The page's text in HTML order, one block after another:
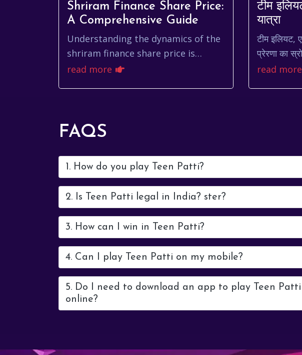
Shriram Finance Share Price:
A Comprehensive Guide
Understanding the dynamics of the
shriram finance share price is
crucial for anyone looking to invest
read more
टीम
यात्रा
टीम इलियट,
प्रेरणा का
साहस और
read more
FAQS
1. How do you play Teen Patti?
2. Is Teen Patti legal in India? ster?
3. How can I win in Teen Patti?
4. Can I play Teen Patti on my mobile?
5. Do I need to download an app to play Teen Patti
online?